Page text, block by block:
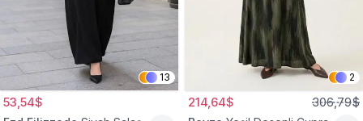
13
53,54$
2
214,64$ 306,79$